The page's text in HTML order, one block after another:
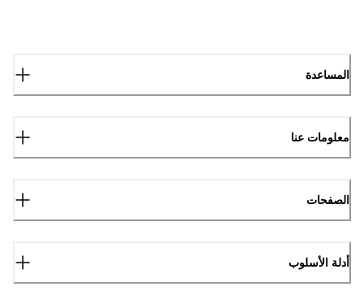
المساعدة
معلومات عنا
الصفحات
أدلة الأسلوب